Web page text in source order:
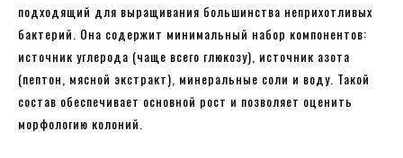
подходящий для выращивания большинства неприхотливых
бактерий. Она содержит минимальный набор компонентов:
источник углерода (чаще всего глюкозу), источник азота
(пептон, мясной экстракт), минеральные соли и воду. Такой
состав обеспечивает основной рост и позволяет оценить
морфологию колоний.